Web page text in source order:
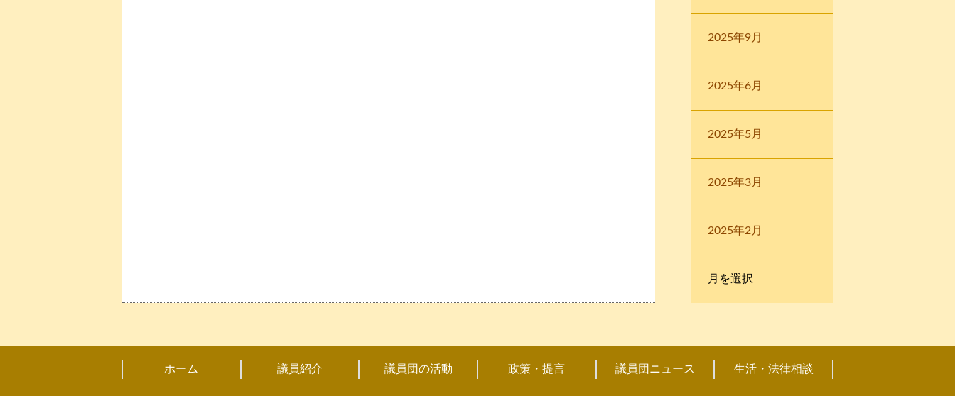
2025年9月
2025年6月
2025年5月
2025年3月
2025年2月
ホーム 議員紹介 議員団の活動 政策・提言 議員団ニュース 生活・法律相談